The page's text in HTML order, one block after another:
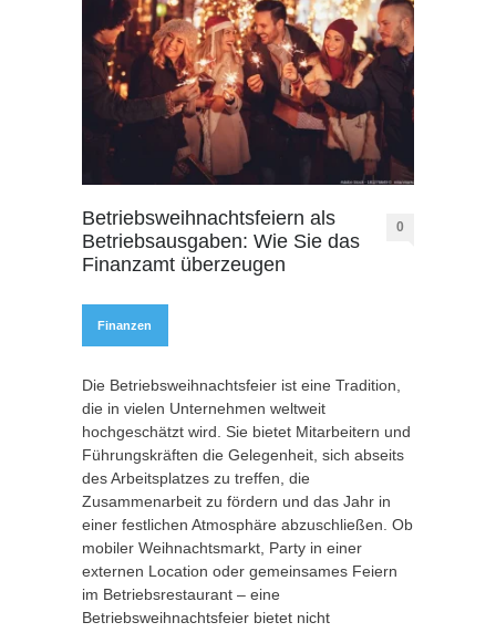
Betriebsweihnachtsfeiern als
Betriebsausgaben: Wie Sie das
Finanzamt überzeugen
0
Finanzen
Die Betriebsweihnachtsfeier ist eine Tradition,
die in vielen Unternehmen weltweit
hochgeschätzt wird. Sie bietet Mitarbeitern und
Führungskräften die Gelegenheit, sich abseits
des Arbeitsplatzes zu treffen, die
Zusammenarbeit zu fördern und das Jahr in
einer festlichen Atmosphäre abzuschließen. Ob
mobiler Weihnachtsmarkt, Party in einer
externen Location oder gemeinsames Feiern
im Betriebsrestaurant – eine
Betriebsweihnachtsfeier bietet nicht